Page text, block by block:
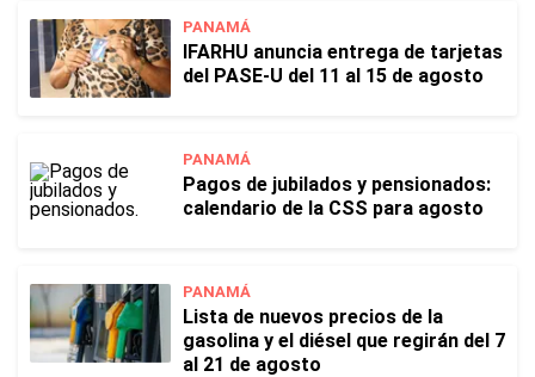
PANAMÁ
IFARHU anuncia entrega de tarjetas
del PASE-U del 11 al 15 de agosto
PANAMÁ
Pagos de jubilados y pensionados:
calendario de la CSS para agosto
PANAMÁ
Lista de nuevos precios de la
gasolina y el diésel que regirán del 7
al 21 de agosto